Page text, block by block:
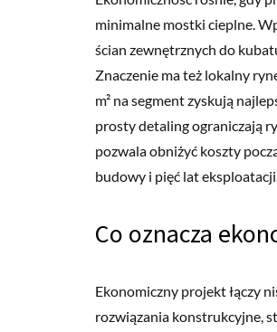
minimalne mostki cieplne.
ścian zewnętrznych do
Znaczenie ma też lokalny
m² na segment zyskują
prosty detaling ograniczają
pozwala obniżyć koszty
budowy i pięć lat
Co oznacza
Ekonomiczny projekt łączy
rozwiązania konstrukcyjne,